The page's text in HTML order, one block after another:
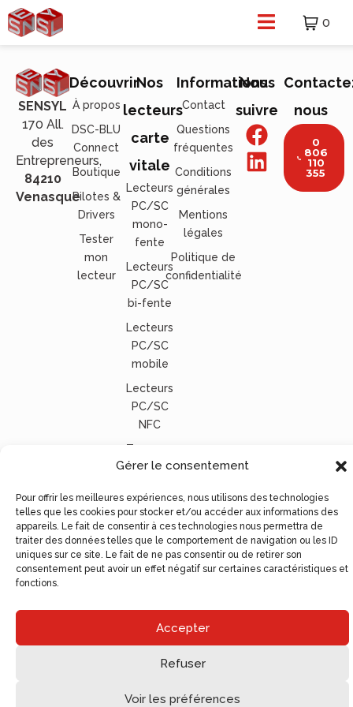
Gérer le consentement
Pour offrir les meilleures expériences, nous utilisons des technologies
telles que les cookies pour stocker et/ou accéder aux informations des
appareils. Le fait de consentir à ces technologies nous permettra de
traiter des données telles que le comportement de navigation ou les ID
uniques sur ce site. Le fait de ne pas consentir ou de retirer son
consentement peut avoir un effet négatif sur certaines caractéristiques et
fonctions.
Accepter
Refuser
Voir les préférences
0
SENSYL
170 All.
des
Entrepreneurs,
84210
Venasque
Découvrir
À propos
DSC-BLU
Connect
Boutique
Pilotes &
Drivers
Tester
mon
lecteur
Nos
lecteurs
carte
vitale
Lecteurs
PC/SC
mono-
fente
Lecteurs
PC/SC
bi-fente
Lecteurs
PC/SC
mobile
Lecteurs
PC/SC
NFC
Tous nos
lecteurs
vitale
Informations
Contact
Questions
fréquentes
Conditions
générales
Mentions
légales
Politique de
confidentialité
Nous
suivre
nous
0
806
110
355
© Ugocom Paris – Avignon Création Site Internet –
Agence de Communication